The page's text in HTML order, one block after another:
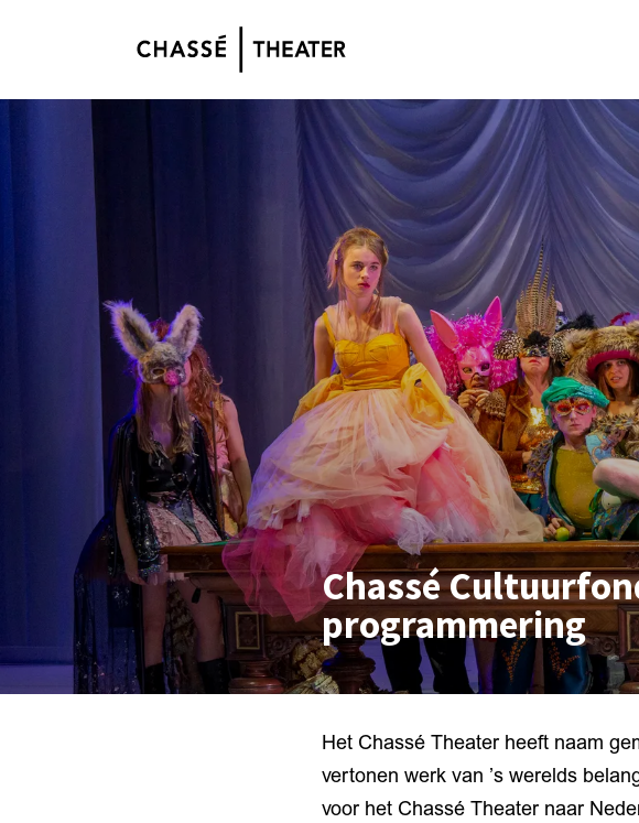
Chassé
programmering
Het Chassé Theater heeft naam
vertonen werk van ’s werelds
voor het Chassé Theater naar